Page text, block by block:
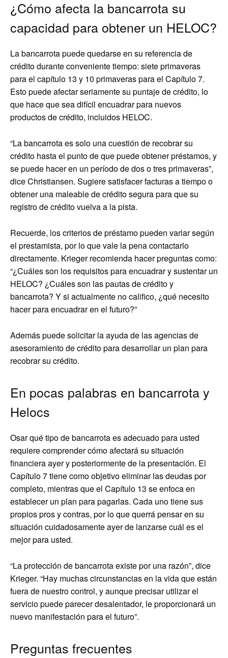
¿Cómo afecta la bancarrota su
capacidad para obtener un HELOC?
La bancarrota puede quedarse en su referencia de
crédito durante conveniente tiempo: siete primaveras
para el capítulo 13 y 10 primaveras para el Capítulo 7.
Esto puede afectar seriamente su puntaje de crédito, lo
que hace que sea difícil encuadrar para nuevos
productos de crédito, incluidos HELOC.
“La bancarrota es solo una cuestión de recobrar su
crédito hasta el punto de que puede obtener préstamos, y
se puede hacer en un período de dos o tres primaveras”,
dice Christiansen. Sugiere satisfacer facturas a tiempo o
obtener una maleable de crédito segura para que su
registro de crédito vuelva a la pista.
Recuerde, los criterios de préstamo pueden variar según
el prestamista, por lo que vale la pena contactarlo
directamente. Krieger recomienda hacer preguntas como:
“¿Cuáles son los requisitos para encuadrar y sustentar un
HELOC? ¿Cuáles son las pautas de crédito y
bancarrota? Y si actualmente no califico, ¿qué necesito
hacer para encuadrar en el futuro?”
Además puede solicitar la ayuda de las agencias de
asesoramiento de crédito para desarrollar un plan para
recobrar su crédito.
En pocas palabras en bancarrota y
Helocs
Osar qué tipo de bancarrota es adecuado para usted
requiere comprender cómo afectará su situación
financiera ayer y posteriormente de la presentación. El
Capítulo 7 tiene como objetivo eliminar las deudas por
completo, mientras que el Capítulo 13 se enfoca en
establecer un plan para pagarlas. Cada uno tiene sus
propios pros y contras, por lo que querrá pensar en su
situación cuidadosamente ayer de lanzarse cuál es el
mejor para usted.
“La protección de bancarrota existe por una razón”, dice
Krieger. “Hay muchas circunstancias en la vida que están
fuera de nuestro control, y aunque precisar utilizar el
servicio puede parecer desalentador, le proporcionará un
nuevo manifestación para el futuro”.
Preguntas frecuentes